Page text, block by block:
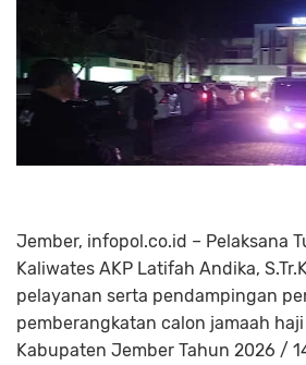
Jember, infopol.co.id – Pelaksana
Kaliwates AKP Latifah Andika,
pelayanan serta pendampingan
pemberangkatan calon jamaah
Kabupaten Jember Tahun 2026 /